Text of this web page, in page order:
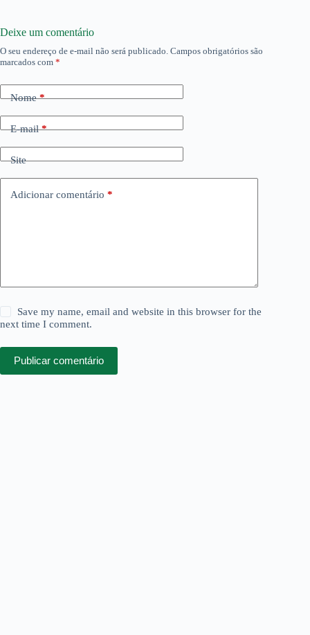
Deixe um comentário
O seu endereço de e-mail não será publicado. Campos obrigatórios são
marcados com *
Nome*
E-mail*
Site
Adicionar comentário *
Save my name, email and website in this browser for the
next time I comment.
Publicar comentário